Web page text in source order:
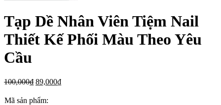
Tạp Dề Nhân Viên Tiệm Nail
Thiết Kế Phối Màu Theo Yêu
Cầu
100,000₫ 89,000₫
Mã sản phẩm: